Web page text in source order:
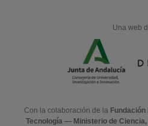
Una web
Con la colaboración de la Fundación
Tecnología — Ministerio de